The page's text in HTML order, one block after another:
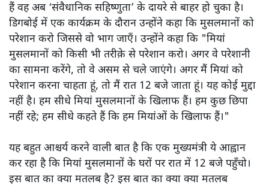
हैं वह अब ‘संवैधानिक सहिष्णुता’ के दायरे से बाहर हो चुका है।
डिगबोई में एक कार्यक्रम के दौरान उन्होंने कहा कि मुसलमानों को
परेशान करो जिससे वो भाग जाएँ। उन्होंने कहा कि "मियां
मुसलमानों को किसी भी तरीक़े से परेशान करो। अगर वे परेशानी
का सामना करेंगे, तो वे असम से चले जाएंगे। अगर मैं मियां को
परेशान करना चाहता हूं, तो मैं रात 12 बजे जाता हूं। यह कोई मुद्दा
नहीं है। हम सीधे मियां मुसलमानों के खिलाफ हैं। हम कुछ छिपा
नहीं रहे; हम सीधे कहते हैं कि हम मियांओं के खिलाफ हैं।"
यह बहुत आश्चर्य करने वाली बात है कि एक मुख्यमंत्री ये आह्वान
कर रहा है कि मियांं मुसलमानों के घरों पर रात में 12 बजे पहुँचो।
इस बात का क्या मतलब है? इस बात का क्या क्या मतलब